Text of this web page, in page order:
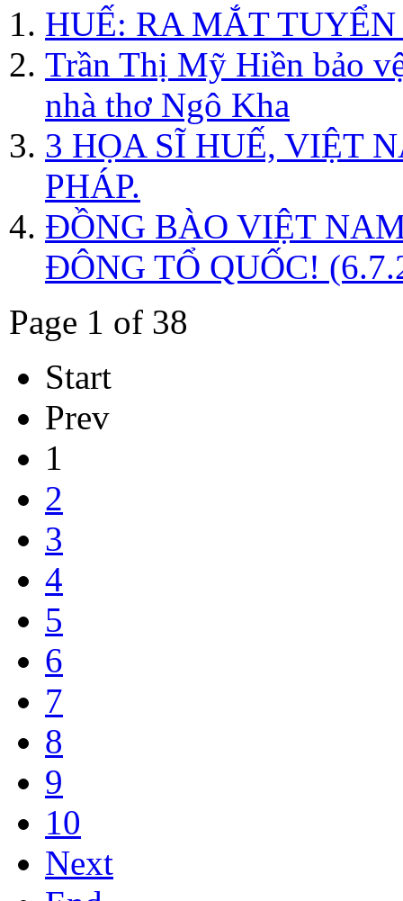
HUẾ: RA MẮT
Trần Thị Mỹ Hiền bảo
nhà thơ Ngô Kha
3 HỌA SĨ HUẾ, VIỆT
PHÁP.
ĐỒNG BÀO VIỆT
ĐÔNG TỔ QUỐC!
Page 1 of 38
Start
Prev
1
2
3
4
5
6
7
8
9
10
Next